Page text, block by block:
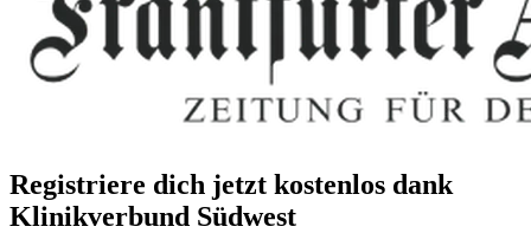
Registriere dich jetzt kostenlos dank
Klinikverbund Südwest